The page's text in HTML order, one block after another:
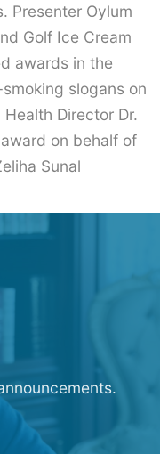
Presenter Oylum
Golf Ice Cream
awards in the
slogans on
Director Dr.
on behalf of
Sunal